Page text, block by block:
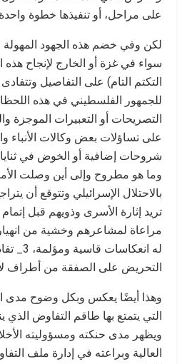
على مراحل، أو تنفيذها خطوة
لكن وفي خضم هذه الجهود المهولة
سواء في غزة أو الخارج لإنجاح هذه
التكتم التام) على التفاصيل
للجمهور الفلسطيني في هذه
التصريحات أو التعبيرات الموجزة
على تساؤلات بعض وكالات الأنباء
شروحات إضافية أو الخوض في
تريد إثارة الأسرى وذويهم قبل
مراعاة لمشاعرهم وخشية من
له
التحريض على الصفقة من أطراف لا
وهذا أيضًا يعكس وبكل وضوح مدى
التي يتمتع بها طاقم التفاوض الذي
ويظهر مدى حنكته ومسؤوليته
العالية وبراعته في إدارة ملف